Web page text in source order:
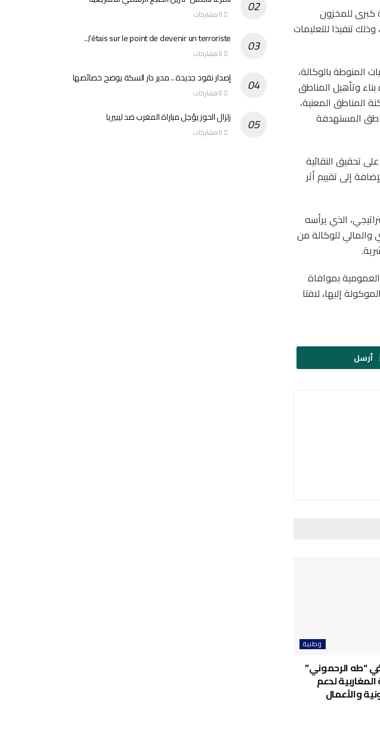
كبرى للمخزون
تنفيذا للتعليمات
المنوطة بالوكالة،
وتأهيل المناطق
المناطق المعنية،
المستهدفة
تحقيق التقائية
إلى تقييم أثر
الذي يرأسه
والمالي للوكالة من
بموافاة
إليها، لافتا
أرسل
وطنية
“طه الرحموني”
المغاربية لدعم
والأعمال
J’étais sur le point de devenir un terroriste..
إصدار نقود جديدة .. مدير دار السكة يوضح خصائصها
زلزال الحوز يؤجل مباراة المغرب ضد ليبيريا